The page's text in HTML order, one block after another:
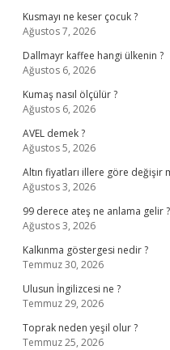
Kusmayı ne keser çocuk ?
Ağustos 7, 2026
Dallmayr kaffee hangi ülkenin ?
Ağustos 6, 2026
Kumaş nasıl ölçülür ?
Ağustos 6, 2026
AVEL demek ?
Ağustos 5, 2026
Altın fiyatları illere göre değişir
Ağustos 3, 2026
99 derece ateş ne anlama gelir ?
Ağustos 3, 2026
Kalkınma göstergesi nedir ?
Temmuz 30, 2026
Ulusun İngilizcesi ne ?
Temmuz 29, 2026
Toprak neden yeşil olur ?
Temmuz 25, 2026